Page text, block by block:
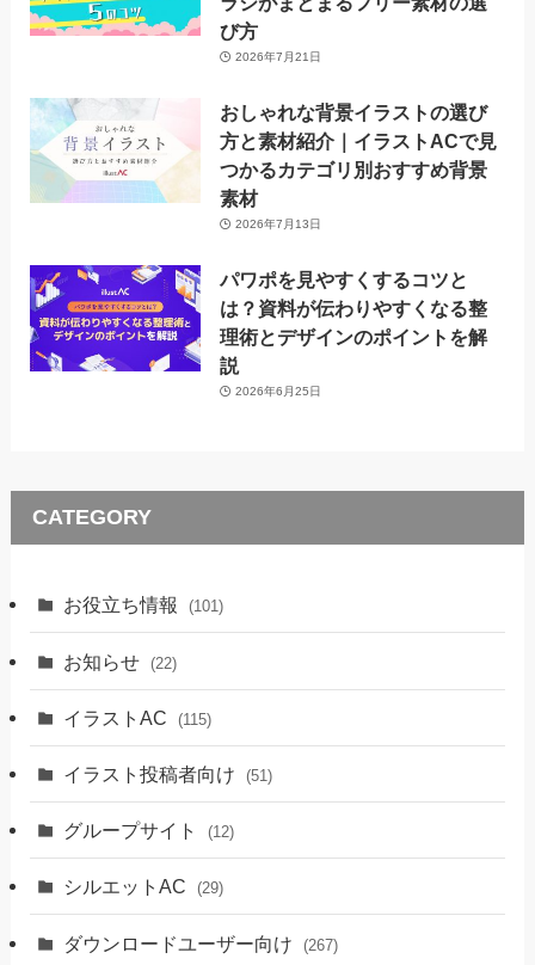
び方
2026年7月21日
おしゃれな背景イラストの選び
方と素材紹介｜イラストACで見
つかるカテゴリ別おすすめ背景
素材
2026年7月13日
パワポを見やすくするコツと
は？資料が伝わりやすくなる整
理術とデザインのポイントを解
説
2026年6月25日
CATEGORY
お役立ち情報 (101)
お知らせ (22)
イラストAC (115)
イラスト投稿者向け (51)
グループサイト (12)
シルエットAC (29)
ダウンロードユーザー向け (267)